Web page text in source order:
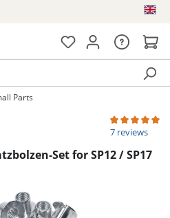
Parts
Set for SP12 / SP17
Average
7 reviews